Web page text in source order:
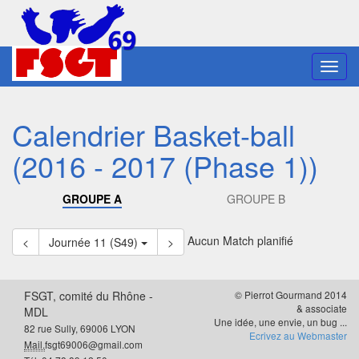
Calendrier Basket-ball
(2016 - 2017 (Phase 1))
GROUPE A GROUPE B
< Journée 11 (S49) > Aucun Match planifié
FSGT, comité du Rhône -
MDL
82 rue Sully, 69006 LYON
Mail.fsgt69006@gmail.com
© Pierrot Gourmand 2014
& associate
Une idée, une envie, un bug ...
Ecrivez au Webmaster